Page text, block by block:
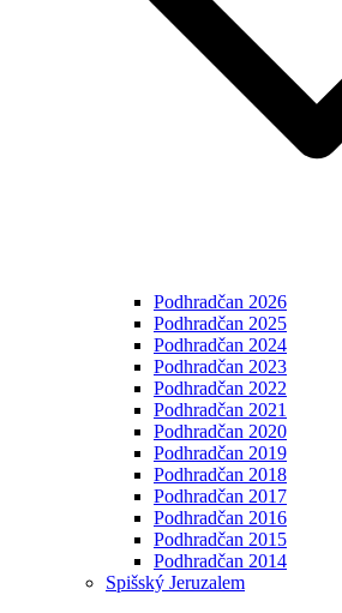
Podhradčan 2026
Podhradčan 2025
Podhradčan 2024
Podhradčan 2023
Podhradčan 2022
Podhradčan 2021
Podhradčan 2020
Podhradčan 2019
Podhradčan 2018
Podhradčan 2017
Podhradčan 2016
Podhradčan 2015
Podhradčan 2014
Spišský Jeruzalem